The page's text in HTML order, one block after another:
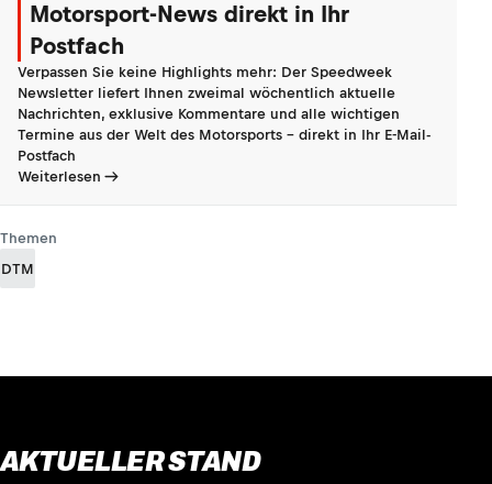
Motorsport-News direkt in Ihr
Postfach
Verpassen Sie keine Highlights mehr: Der Speedweek
Newsletter liefert Ihnen zweimal wöchentlich aktuelle
Nachrichten, exklusive Kommentare und alle wichtigen
Termine aus der Welt des Motorsports - direkt in Ihr E-Mail-
Postfach
Weiterlesen
Themen
DTM
AKTUELLER STAND